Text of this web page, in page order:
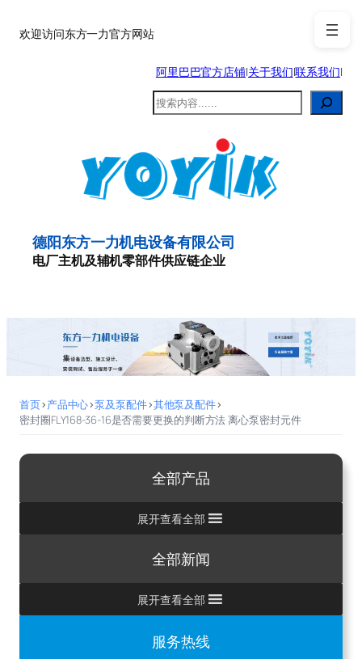
至欢迎访问东方一力官方网站
阿里巴巴官方店铺|关于我们|联系我们|
搜
索
德阳东方一力机电设备有限公司
电厂主机及辅机零部件供应链企业
首页>产品中心>泵及泵配件>其他泵及配件>
密封圈FLY168-36-16是否需要更换的判断方法 离心泵密封元件
全部产品
展开查看全部
全部新闻
展开查看全部
服务热线